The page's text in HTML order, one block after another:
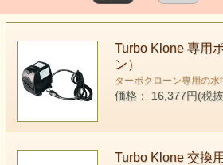
Turbo Klone 専用
ン）
ターボクローン専用の水
価格： 16,377円(税
Turbo Klone 交換